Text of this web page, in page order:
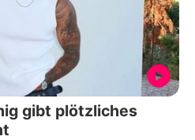
gibt plötzliches